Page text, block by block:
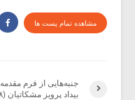
مشاهده تمام پست ها
جنبه‌هایی از فرم مقدمه‌
بیداد پرویز مشکاتیان (۸)